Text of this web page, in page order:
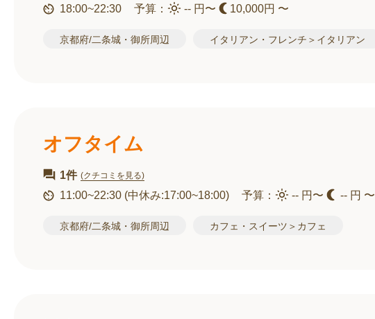
18:00~22:30 予算： -- 円〜 10,000円 〜
京都府/二条城・御所周辺 イタリアン・フレンチ＞イタリアン
オフタイム
1件 (クチコミを見る)
11:00~22:30 (中休み:17:00~18:00) 予算： -- 円〜 -- 円 〜
京都府/二条城・御所周辺 カフェ・スイーツ＞カフェ